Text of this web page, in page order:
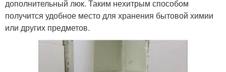
дополнительный люк. Таким нехитрым способом
получится удобное место для хранения бытовой химии
или других предметов.